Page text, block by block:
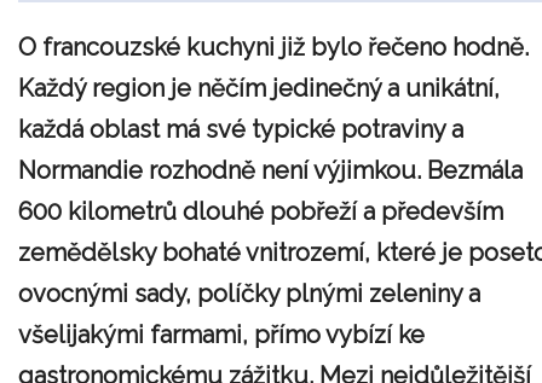
O francouzské kuchyni již bylo řečeno hodně.
Každý region je něčím jedinečný a unikátní,
každá oblast má své typické potraviny a
Normandie rozhodně není výjimkou. Bezmála
600 kilometrů dlouhé pobřeží a především
zemědělsky bohaté vnitrozemí, které je
ovocnými sady, políčky plnými zeleniny a
všelijakými farmami, přímo vybízí ke
gastronomickému zážitku. Mezi nejdůležitější